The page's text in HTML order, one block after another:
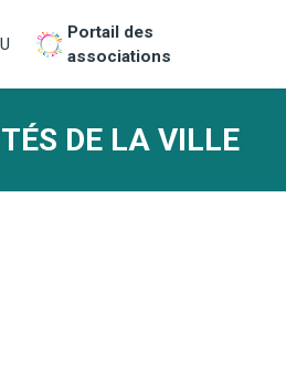
Portail des
associations
DE LA VILLE